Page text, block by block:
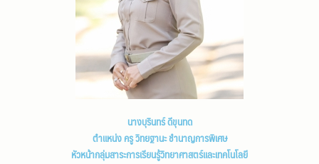
นางบุรินทร์ ดีขุนทด
ตำแหน่ง ครู วิทยฐานะ ชำนาญการพิเศษ
หัวหน้ากลุ่มสาระการเรียนรู้วิทยาศาสตร์และเทคโนโลยี